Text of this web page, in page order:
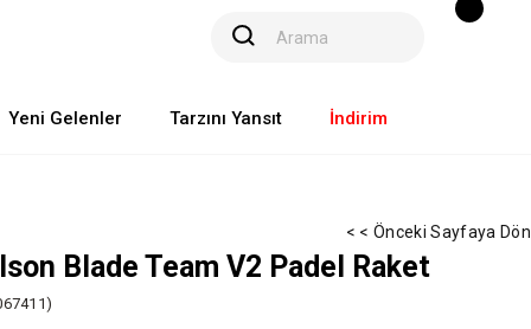
Yeni Gelenler Tarzını Yansıt İndirim
< < Önceki Sayfaya Dön
Blade Team V2 Padel Raket